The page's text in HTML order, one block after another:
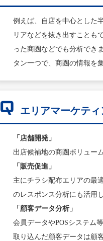
例えば、自店を中心とした
リアなどを抜き出すことも
った商圏などでも分析でき
タン一つで、商圏の情報を
Q エリアマーケテ
「店舗開発」
出店候補地の商圏ボリュー
「販売促進」
主にチラシ配布エリアの最
のレスポンス分析にも活用
「顧客データ分析」
会員データやPOSシステム
取り込んだ顧客データは顧